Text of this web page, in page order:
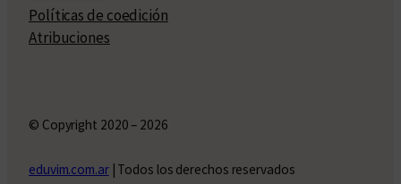
Políticas de coedición
Atribuciones
© Copyright 2020 – 2026
eduvim.com.ar| Todos los derechos reservados